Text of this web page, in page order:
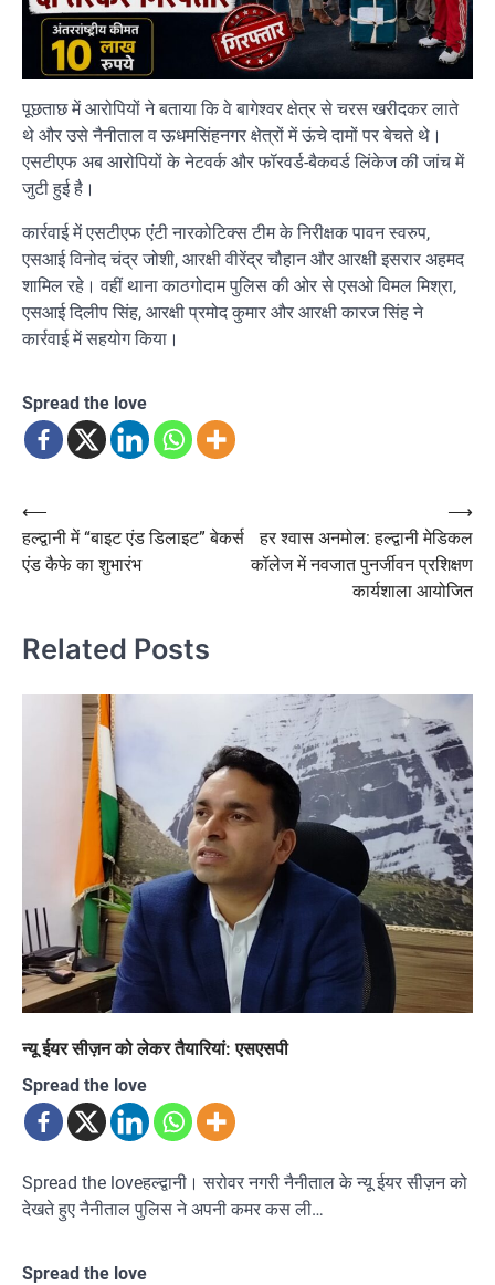
पूछताछ में आरोपियों ने बताया कि वे बागेश्वर क्षेत्र से चरस खरीदकर लाते
थे और उसे नैनीताल व ऊधमसिंहनगर क्षेत्रों में ऊंचे दामों पर बेचते थे।
एसटीएफ अब आरोपियों के नेटवर्क और फॉरवर्ड-बैकवर्ड लिंकेज की जांच में
जुटी हुई है।
कार्रवाई में एसटीएफ एंटी नारकोटिक्स टीम के निरीक्षक पावन स्वरुप,
एसआई विनोद चंद्र जोशी, आरक्षी वीरेंद्र चौहान और आरक्षी इसरार अहमद
शामिल रहे। वहीं थाना काठगोदाम पुलिस की ओर से एसओ विमल मिश्रा,
एसआई दिलीप सिंह, आरक्षी प्रमोद कुमार और आरक्षी कारज सिंह ने
कार्रवाई में सहयोग किया।
Spread the love
Post
navigation
⟵
हल्द्वानी में “बाइट एंड डिलाइट” बेकर्स
एंड कैफे का शुभारंभ
हर श्वास अनमोल: हल्द्वानी मेडिकल
कॉलेज में नवजात पुनर्जीवन प्रशिक्षण
कार्यशाला आयोजित
⟶
Related Posts
न्यू ईयर सीज़न को लेकर तैयारियां: एसएसपी
Spread the love
Spread the loveहल्द्वानी। सरोवर नगरी नैनीताल के न्यू ईयर सीज़न को
देखते हुए नैनीताल पुलिस ने अपनी कमर कस ली…
Spread the love